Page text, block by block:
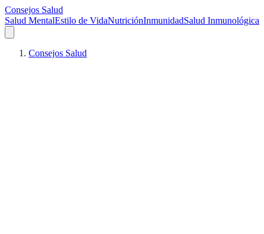
Consejos Salud
Salud MentalEstilo de VidaNutriciónInmunidadSalud Inmunológica
Consejos Salud